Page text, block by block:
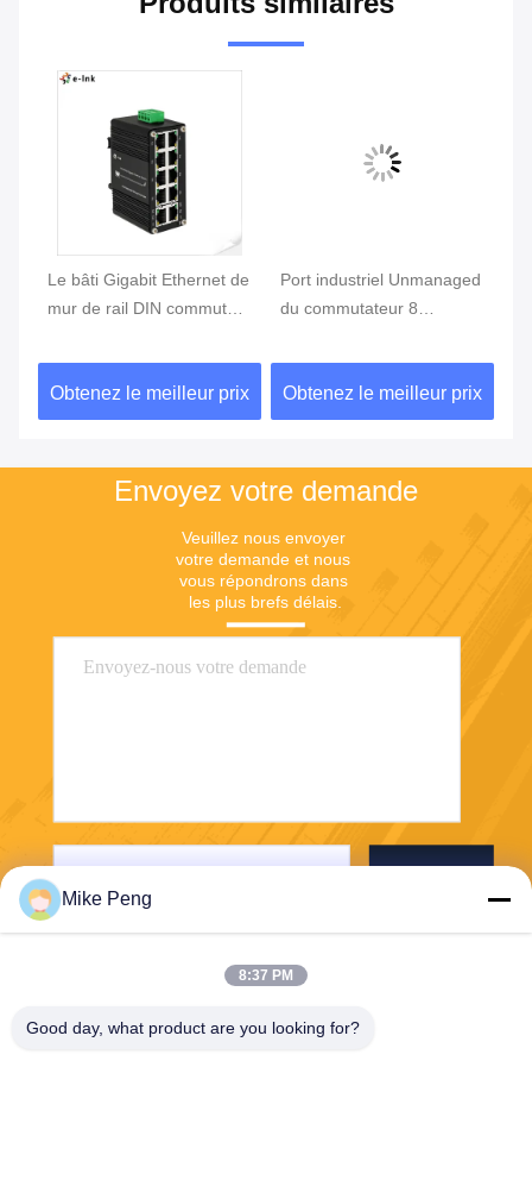
Le bâti Gigabit Ethernet de
mur de rail DIN commutent
Obtenez le meilleur prix
Port industriel Unmanaged
du commutateur 8
2 port 100BASE-FX
Obtenez le meilleur prix
Envoyez votre demande
Veuillez nous envoyer
votre demande et nous
vous répondrons dans
les plus brefs délais.
Mike Peng
8:37 PM
Good day, what product are you looking for?